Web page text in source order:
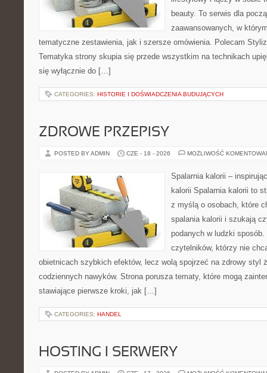
beauty. To serwis dla
zaawansowanych, w
tematyczne zestawienia, jak i szersze omówienia. Polecam
Tematyka strony skupia się przede wszystkim na technikach
się wyłącznie do […]
CATEGORIES: HISTORIE I DOŚWIADCZENIA BUDUJĄCYCH
ZDROWE PRZEPISY
POSTED BY ADMIN CZE - 18 - 2026 MOŻLIWOŚĆ
Spalarnia kalorii –
kalorii Spalarnia kalorii to
z myślą o osobach, które
spalania kalorii i szukają
podanych w ludzki sposób.
czytelników, którzy nie
obietnicach szybkich efektów, lecz wolą spojrzeć na zdrowy styl
codziennych nawyków. Strona porusza tematy, które mogą
stawiające pierwsze kroki, jak […]
CATEGORIES: HANDEL
HOSTING I SERWERY